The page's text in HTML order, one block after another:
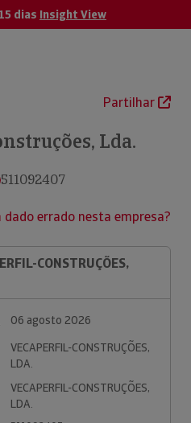
dias Insight View
Partilhar
Lda.
511092407
dado errado nesta empresa?
CONSTRUÇÕES,
06 agosto 2026
VECAPERFIL-CONSTRUÇÕES,
LDA.
VECAPERFIL-CONSTRUÇÕES,
LDA.